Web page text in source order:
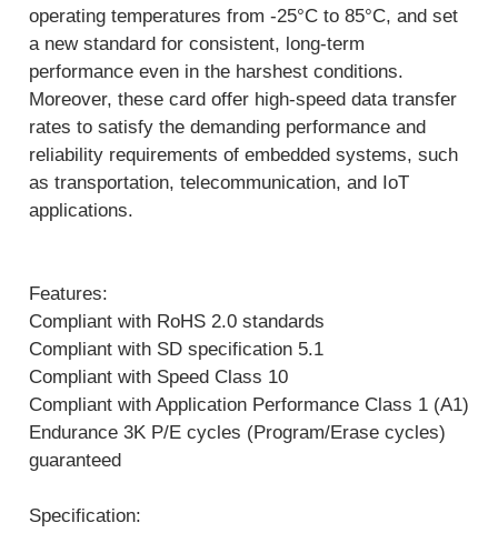
operating temperatures from -25°C to 85°C, and set
a new standard for consistent, long-term
performance even in the harshest conditions.
Moreover, these card offer high-speed data transfer
rates to satisfy the demanding performance and
reliability requirements of embedded systems, such
as transportation, telecommunication, and IoT
applications.
Features:
Compliant with RoHS 2.0 standards
Compliant with SD specification 5.1
Compliant with Speed Class 10
Compliant with Application Performance Class 1 (A1)
Endurance 3K P/E cycles (Program/Erase cycles)
guaranteed
Specification: